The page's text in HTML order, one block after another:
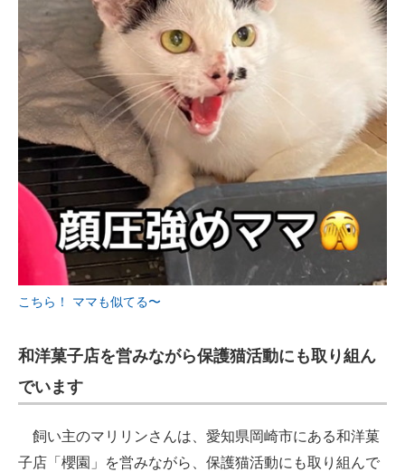
こちら！ ママも似てる〜
和洋菓子店を営みながら保護猫活動にも取り組ん
でいます
飼い主のマリリンさんは、愛知県岡崎市にある和洋菓
子店「櫻園」を営みながら、保護猫活動にも取り組んで